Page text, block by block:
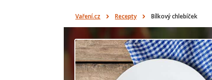
Vaření.cz Recepty Bílkový chlebíček